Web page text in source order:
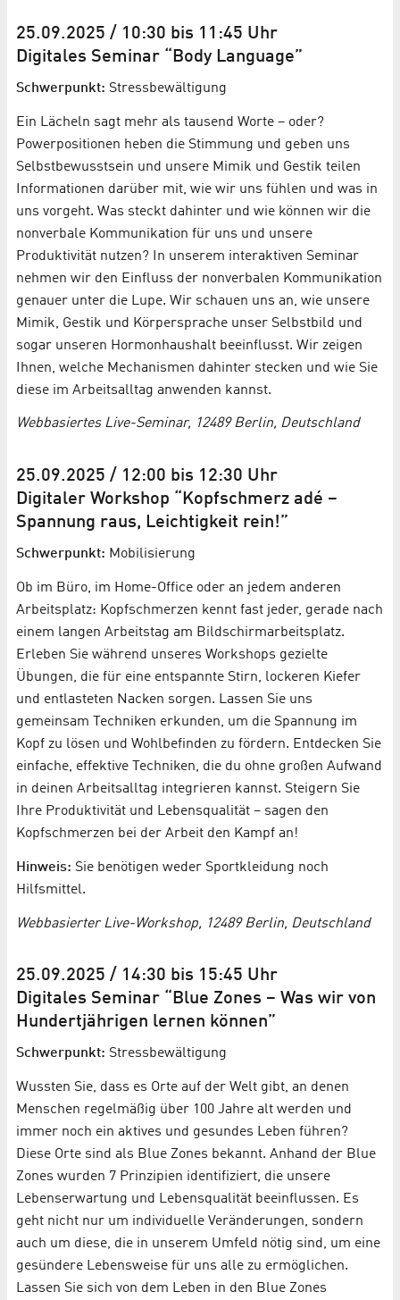
25.09.2025 / 10:30 bis 11:45 Uhr
Digitales Seminar “Body Language”
Schwerpunkt: Stressbewältigung
Ein Lächeln sagt mehr als tausend Worte – oder?
Powerpositionen heben die Stimmung und geben uns
Selbstbewusstsein und unsere Mimik und Gestik teilen
Informationen darüber mit, wie wir uns fühlen und was in
uns vorgeht. Was steckt dahinter und wie können wir die
nonverbale Kommunikation für uns und unsere
Produktivität nutzen? In unserem interaktiven Seminar
nehmen wir den Einfluss der nonverbalen Kommunikation
genauer unter die Lupe. Wir schauen uns an, wie unsere
Mimik, Gestik und Körpersprache unser Selbstbild und
sogar unseren Hormonhaushalt beeinflusst. Wir zeigen
Ihnen, welche Mechanismen dahinter stecken und wie Sie
diese im Arbeitsalltag anwenden kannst.
Webbasiertes Live-Seminar, 12489 Berlin, Deutschland
25.09.2025 / 12:00 bis 12:30 Uhr
Digitaler Workshop “Kopfschmerz adé –
Spannung raus, Leichtigkeit rein!”
Schwerpunkt: Mobilisierung
Ob im Büro, im Home-Office oder an jedem anderen
Arbeitsplatz: Kopfschmerzen kennt fast jeder, gerade nach
einem langen Arbeitstag am Bildschirmarbeitsplatz.
Erleben Sie während unseres Workshops gezielte
Übungen, die für eine entspannte Stirn, lockeren Kiefer
und entlasteten Nacken sorgen. Lassen Sie uns
gemeinsam Techniken erkunden, um die Spannung im
Kopf zu lösen und Wohlbefinden zu fördern. Entdecken Sie
einfache, effektive Techniken, die du ohne großen Aufwand
in deinen Arbeitsalltag integrieren kannst. Steigern Sie
Ihre Produktivität und Lebensqualität – sagen den
Kopfschmerzen bei der Arbeit den Kampf an!
Hinweis: Sie benötigen weder Sportkleidung noch
Hilfsmittel.
Webbasierter Live-Workshop, 12489 Berlin, Deutschland
25.09.2025 / 14:30 bis 15:45 Uhr
Digitales Seminar “Blue Zones – Was wir von
Hundertjährigen lernen können”
Schwerpunkt: Stressbewältigung
Wussten Sie, dass es Orte auf der Welt gibt, an denen
Menschen regelmäßig über 100 Jahre alt werden und
immer noch ein aktives und gesundes Leben führen?
Diese Orte sind als Blue Zones bekannt. Anhand der Blue
Zones wurden 7 Prinzipien identifiziert, die unsere
Lebenserwartung und Lebensqualität beeinflussen. Es
geht nicht nur um individuelle Veränderungen, sondern
auch um diese, die in unserem Umfeld nötig sind, um eine
gesündere Lebensweise für uns alle zu ermöglichen.
Lassen Sie sich von dem Leben in den Blue Zones